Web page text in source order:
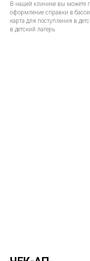
В нашей клинике вы можете
оформление справки в
карта для поступления в
в детский лагерь